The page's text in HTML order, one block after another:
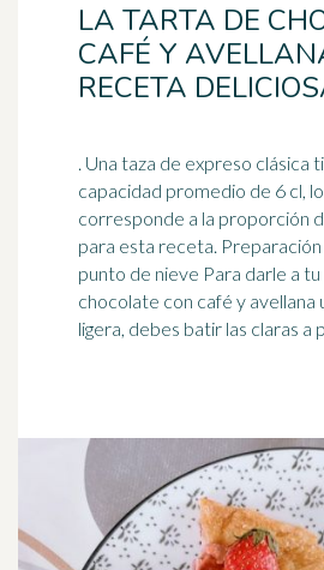
LA TARTA DE
CAFÉ Y
RECETA
. Una taza de expreso clásica
capacidad promedio de 6 cl,
corresponde a la proporción
para esta receta. Preparación
punto de nieve Para darle a
chocolate con café y avellana
ligera, debes batir las claras a